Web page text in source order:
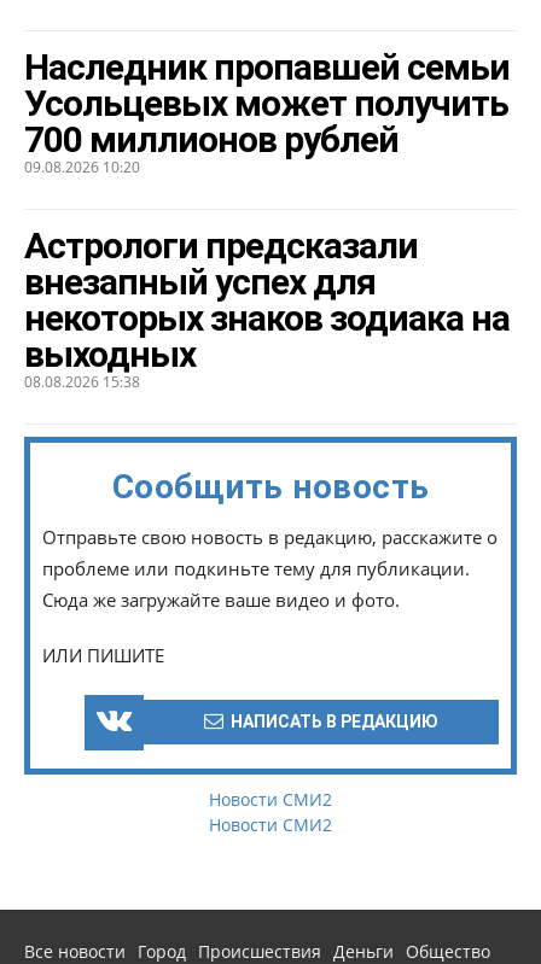
Наследник пропавшей семьи
Усольцевых может получить
700 миллионов рублей
09.08.2026 10:20
Астрологи предсказали
внезапный успех для
некоторых знаков зодиака на
выходных
08.08.2026 15:38
Сообщить новость
Отправьте свою новость в редакцию, расскажите о
проблеме или подкиньте тему для публикации.
Сюда же загружайте ваше видео и фото.
ИЛИ ПИШИТЕ
НАПИСАТЬ В РЕДАКЦИЮ
Новости СМИ2
Новости СМИ2
Все новости Город Происшествия Деньги
Общество